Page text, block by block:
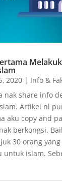
2020| Info &
nak share info
Artikel ni
aku copy and
berkongsi.
30 orang
untuk islam.